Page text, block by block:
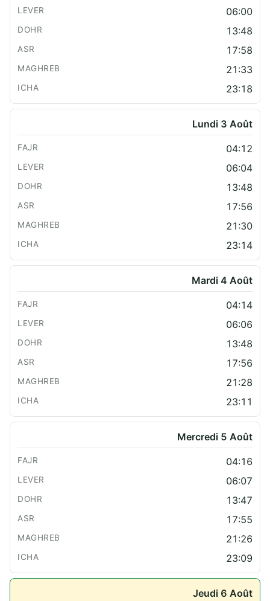
06:00
13:48
17:58
21:33
23:18
Lundi 3 Août
04:12
06:04
13:48
17:56
21:30
23:14
Mardi 4 Août
04:14
06:06
13:48
17:56
21:28
23:11
Mercredi 5 Août
04:16
06:07
13:47
17:55
21:26
23:09
Jeudi 6 Août